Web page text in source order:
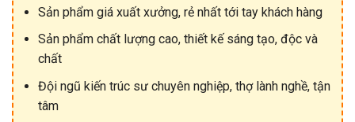
Sản phẩm giá xuất xưởng, rẻ nhất tới tay khách hàng
Sản phẩm chất lượng cao, thiết kế sáng tạo, độc và
chất
Đội ngũ kiến trúc sư chuyên nghiệp, thợ lành nghề, tận
tâm